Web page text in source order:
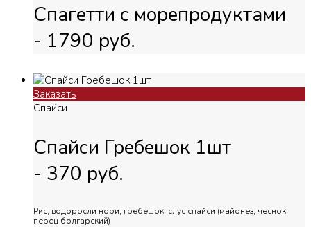
Спагетти с морепродуктами
- 1790 руб.
Заказать
Спайси
Спайси Гребешок 1шт
- 370 руб.
Рис, водоросли нори, гребешок, слус спайси (майонез, чеснок,
перец болгарский)